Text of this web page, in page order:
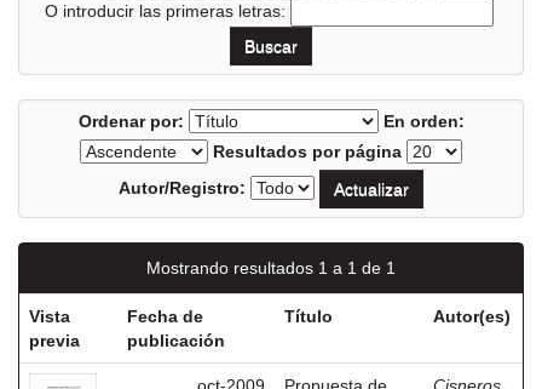
O introducir las primeras letras:
Ordenar por:
En orden:
Resultados por página
Autor/Registro:
Mostrando resultados 1 a 1 de 1
Vista
previa
Fecha de
publicación
Título Autor(es)